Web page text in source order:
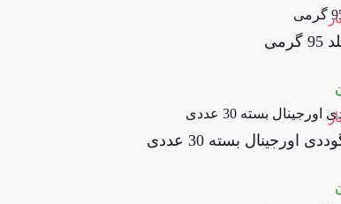
اورجینال بسته 30 عددی